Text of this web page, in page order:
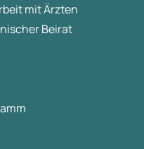
mit Ärzten
Beirat